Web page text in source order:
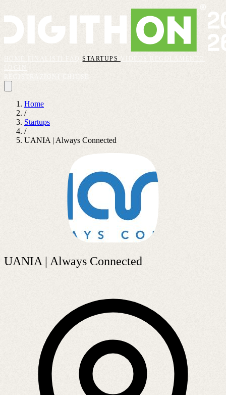
FAQSTARTUPS VIDEOS
REGOLAMENTO
Home
/
Startups
/
UANIA | Always Connected
UANIA | Always Connected